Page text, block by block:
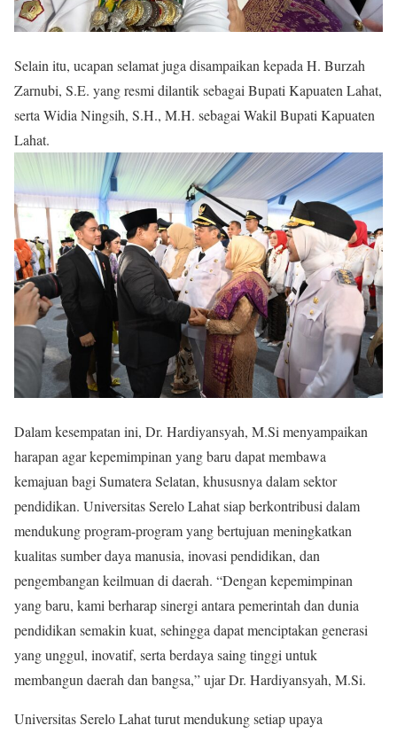
Selain itu, ucapan selamat juga disampaikan kepada H. Burzah
Zarnubi, S.E. yang resmi dilantik sebagai Bupati Kapuaten Lahat,
serta Widia Ningsih, S.H., M.H. sebagai Wakil Bupati Kapuaten
Lahat.
Dalam kesempatan ini, Dr. Hardiyansyah, M.Si menyampaikan
harapan agar kepemimpinan yang baru dapat membawa
kemajuan bagi Sumatera Selatan, khususnya dalam sektor
pendidikan. Universitas Serelo Lahat siap berkontribusi dalam
mendukung program-program yang bertujuan meningkatkan
kualitas sumber daya manusia, inovasi pendidikan, dan
pengembangan keilmuan di daerah. “Dengan kepemimpinan
yang baru, kami berharap sinergi antara pemerintah dan dunia
pendidikan semakin kuat, sehingga dapat menciptakan generasi
yang unggul, inovatif, serta berdaya saing tinggi untuk
membangun daerah dan bangsa,” ujar Dr. Hardiyansyah, M.Si.
Universitas Serelo Lahat turut mendukung setiap upaya